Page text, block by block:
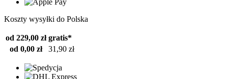
Koszty wysyłki do Polska
od 229,00 zł gratis*
od 0,00 zł
31,90 zł